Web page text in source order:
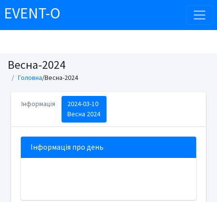
EVENT-O
Весна-2024
Головна/Весна-2024
Інформація
2024-03-10
Весна 2024
Інформація про день